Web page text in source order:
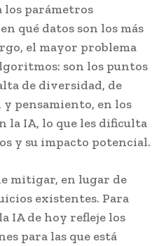
los parámetros
qué datos son los más
el mayor problema
son los puntos
de diversidad, de
pensamiento, en los
la IA, lo que les dificulta
y su impacto potencial.
mitigar, en lugar de
existentes. Para
IA de hoy refleje los
para las que está